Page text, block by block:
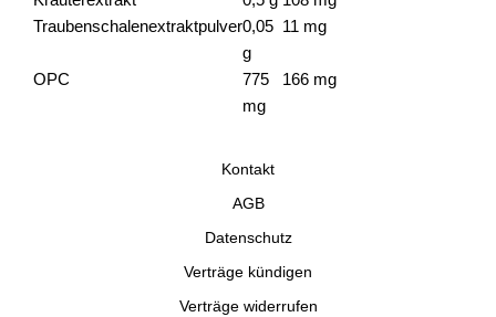
Traubenschalenextraktpulver0,05
g
11 mg
OPC
775
mg
166 mg
Kontakt
AGB
Datenschutz
Verträge kündigen
Verträge widerrufen